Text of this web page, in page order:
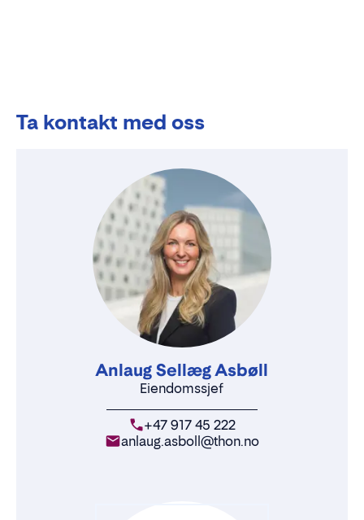
Ta kontakt med oss
Anlaug Sellæg Asbøll
Eiendomssjef
+47 917 45 222
anlaug.asboll@thon.no